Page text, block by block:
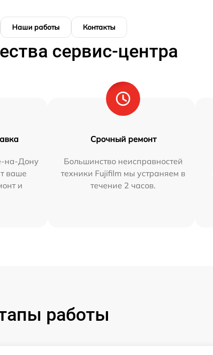
Наши работы Контакты
сервис-центра
на-Дону
ваше
и
Срочный ремонт
Большинство неисправностей
техники Fujifilm мы устраняем в
течение 2 часов.
работы